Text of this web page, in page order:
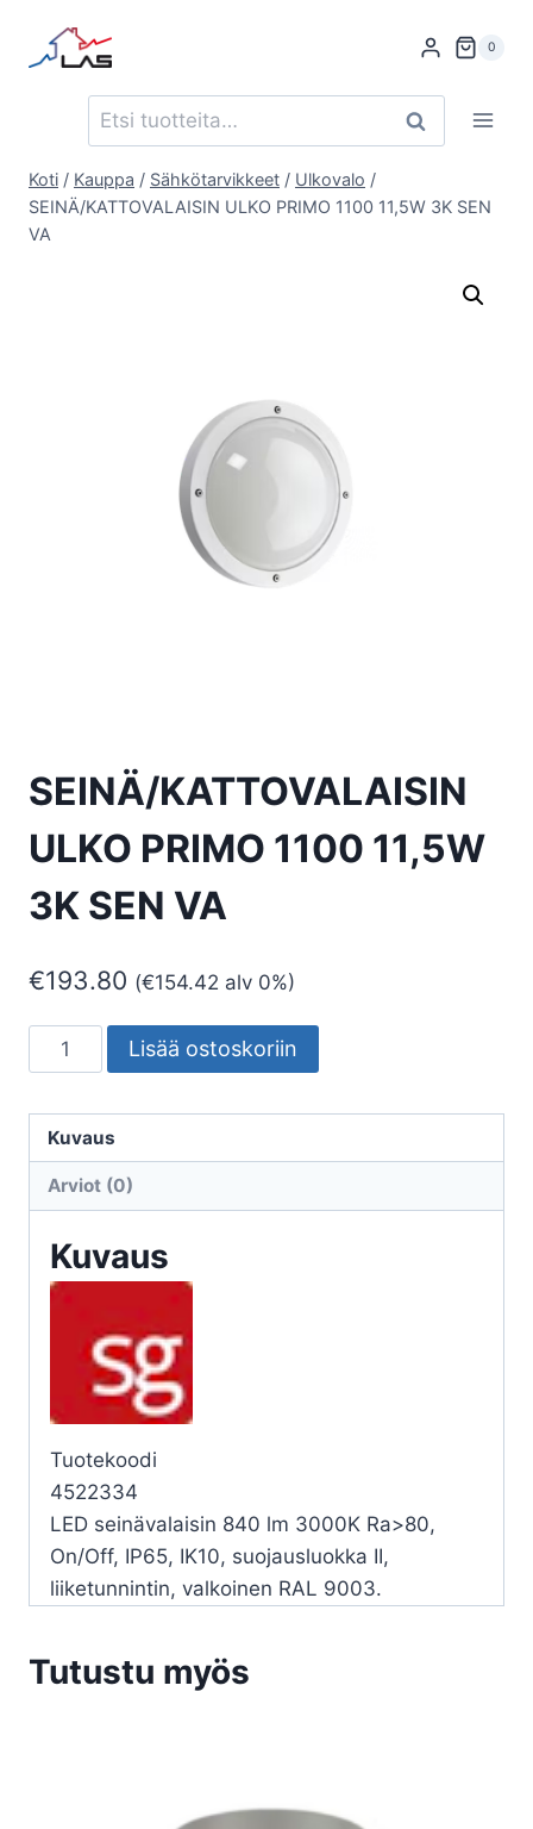
sisältöön
0
Etsi: Haku
Koti / Kauppa / Sähkötarvikkeet / Ulkovalo /
SEINÄ/KATTOVALAISIN ULKO PRIMO 1100 11,5W 3K SEN
VA
SEINÄ/KATTOVALAISIN
ULKO PRIMO 1100 11,5W
3K SEN VA
€193.80 (€154.42 alv 0%)
SEINÄ/KATTOVALAISIN
ULKO
1100
11,5W
VA
määrä
Lisää ostoskoriin
Kuvaus
Arviot (0)
Kuvaus
Tuotekoodi
4522334
LED seinävalaisin 840 lm 3000K Ra>80,
On/Off, IP65, IK10, suojausluokka II,
liiketunnintin, valkoinen RAL 9003.
Tutustu myös